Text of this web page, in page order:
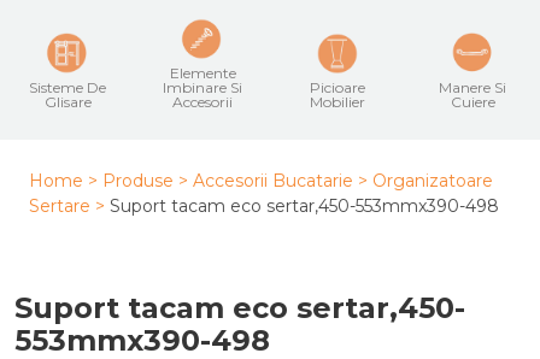
Sisteme De
Glisare
Elemente
Imbinare Si
Accesorii
Picioare
Mobilier
Manere Si
Cuiere
Home > Produse > Accesorii Bucatarie > Organizatoare
Sertare > Suport tacam eco sertar,450-553mmx390-498
Suport tacam eco sertar,450-
553mmx390-498